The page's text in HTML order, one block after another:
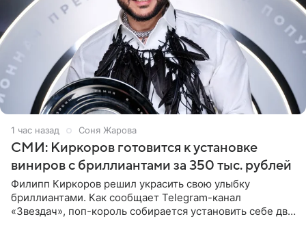
1 час назад Соня Жарова
СМИ: Киркоров готовится к установке
виниров с бриллиантами за 350 тыс. рублей
Филипп Киркоров решил украсить свою улыбку
бриллиантами. Как сообщает Telegram-канал
«Звездач», поп-король собирается установить себе два